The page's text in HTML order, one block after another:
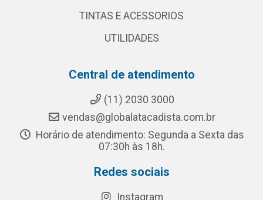
TINTAS E ACESSORIOS
UTILIDADES
Central de atendimento
(11) 2030 3000
vendas@globalatacadista.com.br
Horário de atendimento: Segunda a Sexta das
07:30h às 18h.
Redes sociais
Instagram